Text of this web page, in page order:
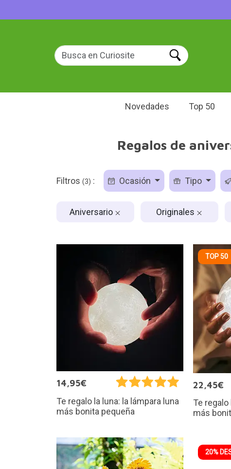
Novedades Top 50
Regalos de
Filtros (3) : Ocasión Tipo
Aniversario Originales
14,95€
Te regalo la luna: la lámpara luna
más bonita pequeña
TOP 50
22,45€
Te regalo
más
20%